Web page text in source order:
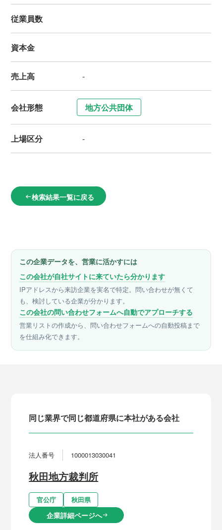
従業員数
資本金
売上高 -
会社形態 地方公共団体
上場区分 -
arrow_left_alt検索結果一覧に戻る
この企業データを、営業に活かすには
この会社が自社サイトに来ていたら分かります
IPアドレスから来訪企業を実名で特定。問い合わせが無くて
も、検討している企業が分かります。
この会社の問い合わせフォームへ自動でアプローチする
営業リストの作成から、問い合わせフォームへの自動投稿まで
を仕組み化できます。
同じ業界で同じ都道府県に本社がある会社
法人番号 1000013030041
秋田地方裁判所
官公庁 秋田県
企業詳細ページへarrow_right_alt